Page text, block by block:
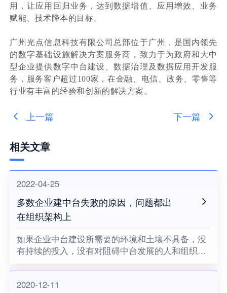
用，让应用回归业务，达到数据增值、应用增效、业务
赋能、技术降本的目标。
广州光点信息科技有限公司总部位于广州，是国内领先
的数字基础设施解决方案服务商，致力于为政府和大中
型企业提供数字中台建设、数据治理及数据应用开发服
务，服务客户超过100家，在金融、电信、政务、零售等
行业有丰富的经验和创新的解决方案。
上一篇 下一篇
相关文章
2022-04-25
多数企业建中台失败的原因，问题都出
在组织架构上
如果企业中台建设所需要的环境和土壤不具备，没
有持续的投入，没有对阻碍中台发展的人和组织提
业中台将很难健康地成长。
2020-12-11